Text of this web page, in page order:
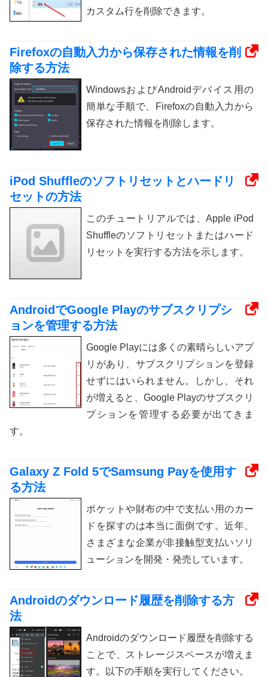
カスタム行を削除できます。
Firefoxの自動入力から保存された情報を削
除する方法
WindowsおよびAndroidデバイス用の
簡単な手順で、Firefoxの自動入力から
保存された情報を削除します。
iPod Shuffleのソフトリセットとハードリ
セットの方法
このチュートリアルでは、Apple iPod
Shuffleのソフトリセットまたはハード
リセットを実行する方法を示します。
AndroidでGoogle Playのサブスクリプシ
ョンを管理する方法
Google Playには多くの素晴らしいアプ
リがあり、サブスクリプションを登録
せずにはいられません。しかし、それ
が増えると、Google Playのサブスクリ
プションを管理する必要が出てきま
す。
Galaxy Z Fold 5でSamsung Payを使用す
る方法
ポケットや財布の中で支払い用のカー
ドを探すのは本当に面倒です。近年、
さまざまな企業が非接触型支払いソリ
ューションを開発・発売しています。
Androidのダウンロード履歴を削除する方
法
Androidのダウンロード履歴を削除する
ことで、ストレージスペースが増えま
す。以下の手順を実行してください。